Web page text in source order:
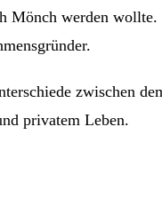
werden
zwischen
privatem Leben.